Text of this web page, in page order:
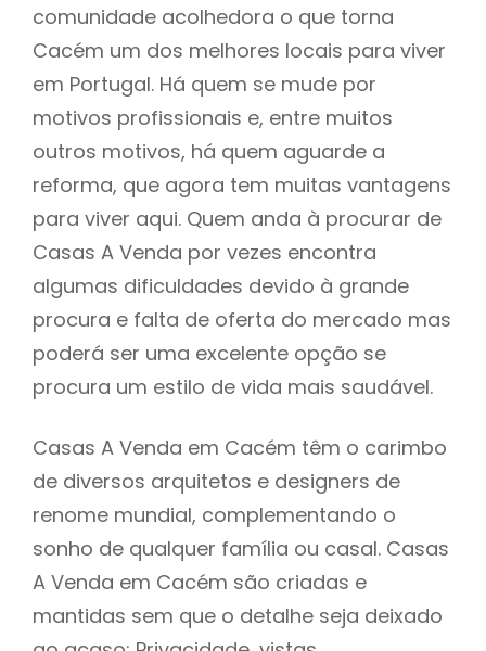
comunidade acolhedora o que torna
Cacém um dos melhores locais para viver
em Portugal. Há quem se mude por
motivos profissionais e, entre muitos
outros motivos, há quem aguarde a
reforma, que agora tem muitas vantagens
para viver aqui. Quem anda à procurar de
Casas A Venda por vezes encontra
algumas dificuldades devido à grande
procura e falta de oferta do mercado mas
poderá ser uma excelente opção se
procura um estilo de vida mais saudável.
Casas A Venda em Cacém têm o carimbo
de diversos arquitetos e designers de
renome mundial, complementando o
sonho de qualquer família ou casal. Casas
A Venda em Cacém são criadas e
mantidas sem que o detalhe seja deixado